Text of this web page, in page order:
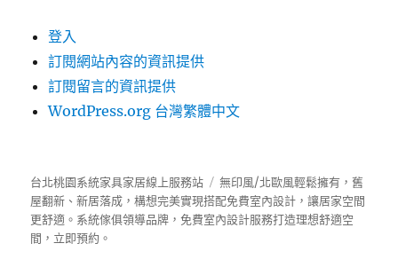
登入
訂閱網站內容的資訊提供
訂閱留言的資訊提供
WordPress.org 台灣繁體中文
台北桃園系統家具家居線上服務站
無印風/北歐風輕鬆擁有，舊
屋翻新、新居落成，構想完美實現搭配免費室內設計，讓居家空間
更舒適。 系統傢俱領導品牌，免費室內設計服務打造理想舒適空
間，立即預約。